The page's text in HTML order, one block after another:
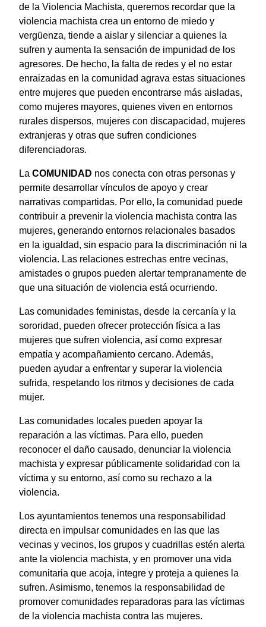
de la Violencia Machista, queremos recordar que la
violencia machista crea un entorno de miedo y
vergüenza, tiende a aislar y silenciar a quienes la
sufren y aumenta la sensación de impunidad de los
agresores. De hecho, la falta de redes y el no estar
enraizadas en la comunidad agrava estas situaciones
entre mujeres que pueden encontrarse más aisladas,
como mujeres mayores, quienes viven en entornos
rurales dispersos, mujeres con discapacidad, mujeres
extranjeras y otras que sufren condiciones
diferenciadoras.
La COMUNIDAD nos conecta con otras personas y
permite desarrollar vínculos de apoyo y crear
narrativas compartidas. Por ello, la comunidad puede
contribuir a prevenir la violencia machista contra las
mujeres, generando entornos relacionales basados
en la igualdad, sin espacio para la discriminación ni la
violencia. Las relaciones estrechas entre vecinas,
amistades o grupos pueden alertar tempranamente de
que una situación de violencia está ocurriendo.
Las comunidades feministas, desde la cercanía y la
sororidad, pueden ofrecer protección física a las
mujeres que sufren violencia, así como expresar
empatía y acompañamiento cercano. Además,
pueden ayudar a enfrentar y superar la violencia
sufrida, respetando los ritmos y decisiones de cada
mujer.
Las comunidades locales pueden apoyar la
reparación a las víctimas. Para ello, pueden
reconocer el daño causado, denunciar la violencia
machista y expresar públicamente solidaridad con la
víctima y su entorno, así como su rechazo a la
violencia.
Los ayuntamientos tenemos una responsabilidad
directa en impulsar comunidades en las que las
vecinas y vecinos, los grupos y cuadrillas estén alerta
ante la violencia machista, y en promover una vida
comunitaria que acoja, integre y proteja a quienes la
sufren. Asimismo, tenemos la responsabilidad de
promover comunidades reparadoras para las víctimas
de la violencia machista contra las mujeres.